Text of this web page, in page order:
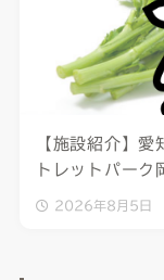
【施設紹介】
トレットパーク
2026年8月5日